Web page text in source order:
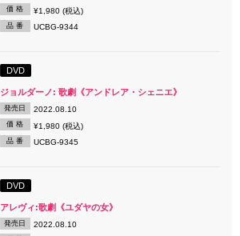
価 格 ¥1,980 (税込)
品 番 UCBG-9344
DVD
ジョルダーノ: 歌劇《アンドレア・シェニエ》
発売日 2022.08.10
価 格 ¥1,980 (税込)
品 番 UCBG-9345
DVD
アレヴィ:歌劇《ユダヤの女》
発売日 2022.08.10